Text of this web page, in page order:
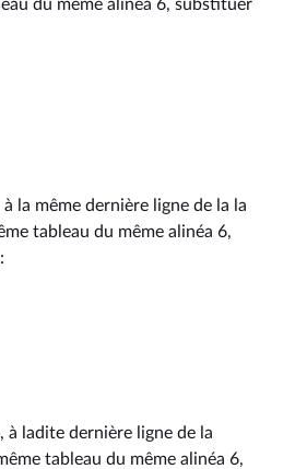
du même alinéa 6, substituer
la même dernière ligne de la la
tableau du même alinéa 6,
à ladite dernière ligne de la
tableau du même alinéa 6,